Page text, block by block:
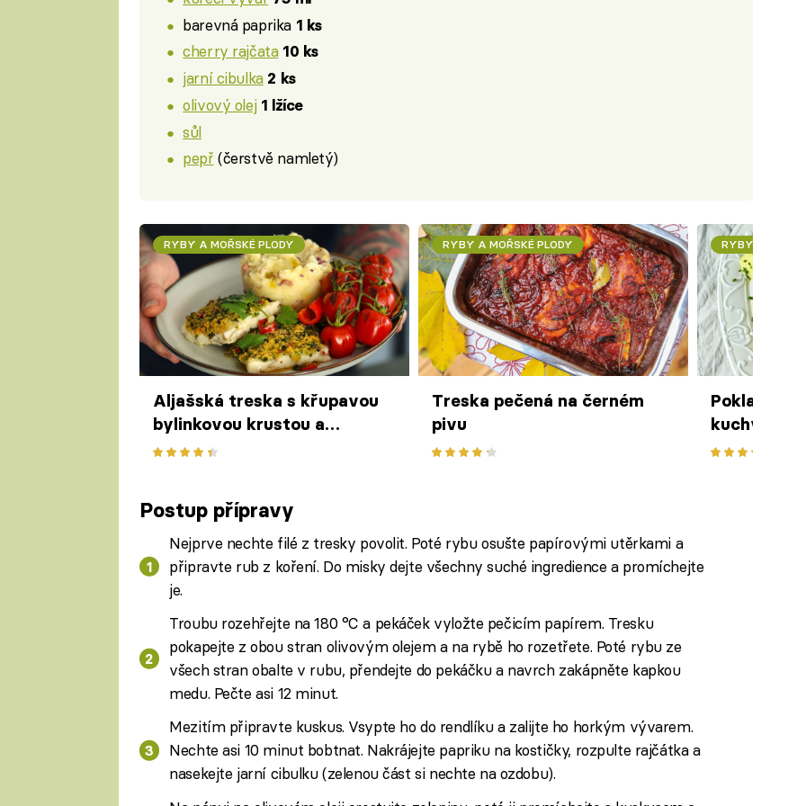
barevná paprika 1 ks
cherry rajčata 10 ks
jarní cibulka 2 ks
olivový olej 1 lžíce
sůl
pepř (čerstvě namletý)
RYBY A MOŘSKÉ PLODY
Aljašská treska s křupavou
bylinkovou krustou a
šťouchanými bramborami
RYBY A MOŘSKÉ PLODY
Treska pečená na černém
pivu
RYBY A
Poklady
kuchyně:
Postup přípravy
Nejprve nechte filé z tresky povolit. Poté rybu osušte papírovými utěrkami a
připravte rub z koření. Do misky dejte všechny suché ingredience a promíchejte
je.
Troubu rozehřejte na 180 °C a pekáček vyložte pečicím papírem. Tresku
pokapejte z obou stran olivovým olejem a na rybě ho rozetřete. Poté rybu ze
všech stran obalte v rubu, přendejte do pekáčku a navrch zakápněte kapkou
medu. Pečte asi 12 minut.
Mezitím připravte kuskus. Vsypte ho do rendlíku a zalijte ho horkým vývarem.
Nechte asi 10 minut bobtnat. Nakrájejte papriku na kostičky, rozpulte rajčátka a
nasekejte jarní cibulku (zelenou část si nechte na ozdobu).